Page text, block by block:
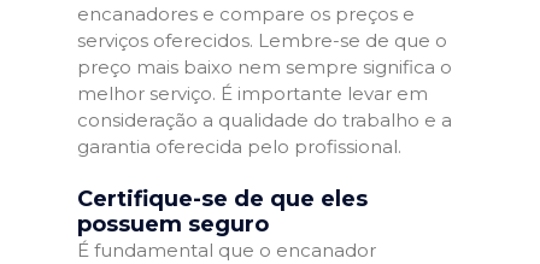
encanadores e compare os preços e
serviços oferecidos. Lembre-se de que o
preço mais baixo nem sempre significa o
melhor serviço. É importante levar em
consideração a qualidade do trabalho e a
garantia oferecida pelo profissional.
Certifique-se de que eles
possuem seguro
É fundamental que o encanador